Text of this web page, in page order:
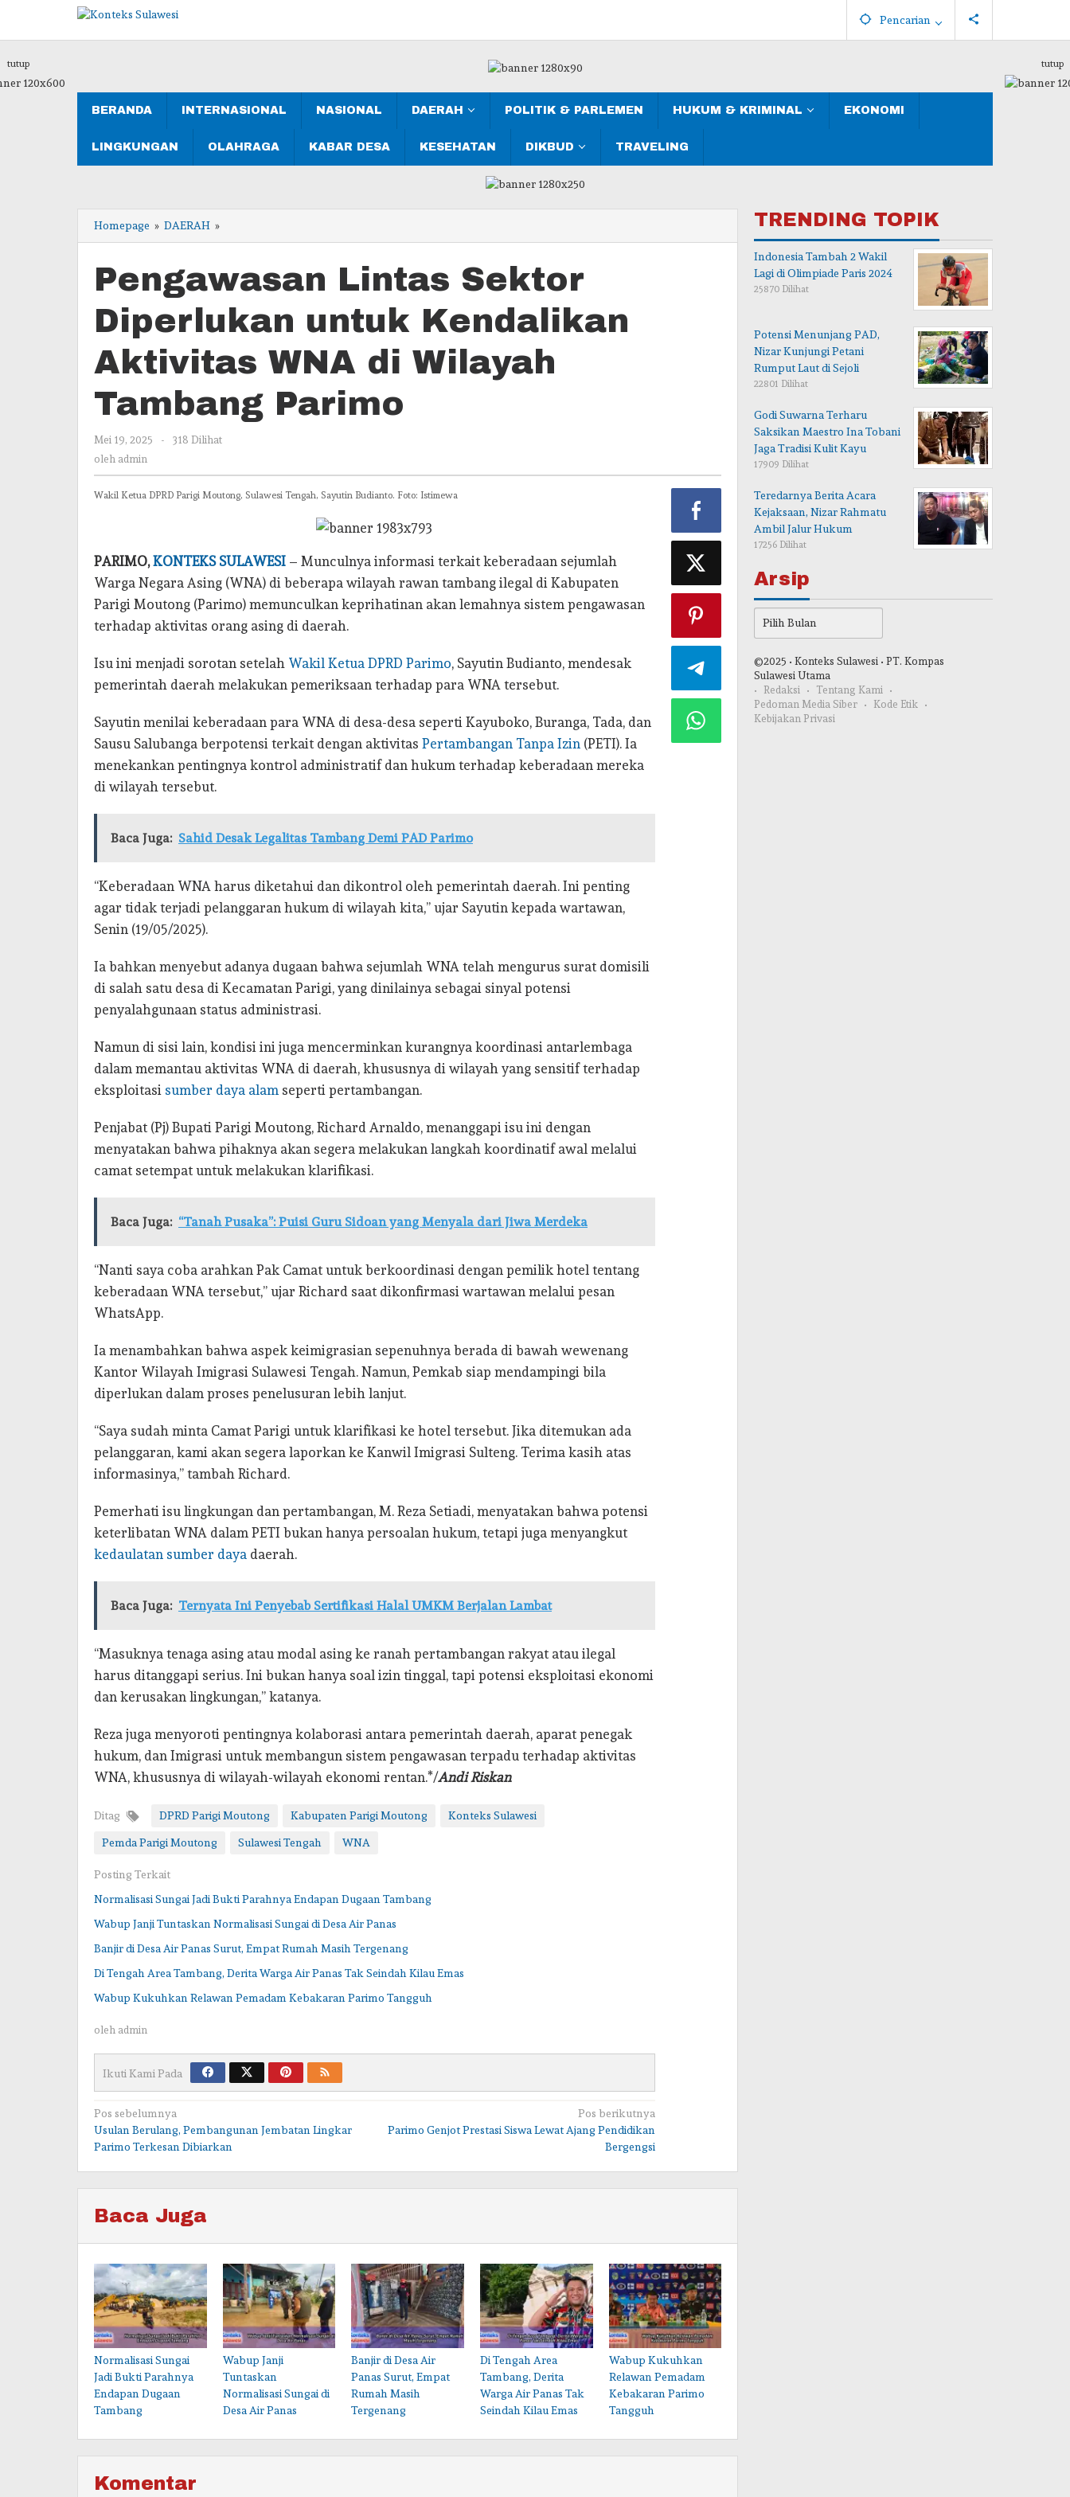
konten
Pencarian
BERANDA INTERNASIONAL NASIONAL DAERAH POLITIK & PARLEMEN HUKUM & KRIMINAL EKONOMI
LINGKUNGAN OLAHRAGA KABAR DESA KESEHATAN DIKBUD TRAVELING
tutup tutup
Homepage » DAERAH »
Lintas
Diperlukan
untuk
Kendalikan
Aktivitas
di
Wilayah
Tambang
Parimo
Pengawasan Lintas Sektor
Diperlukan untuk Kendalikan
Aktivitas WNA di Wilayah
Tambang Parimo
Mei 19, 2025
oleh
-
318 Dilihat
oleh admin
Wakil Ketua DPRD Parigi Moutong, Sulawesi Tengah, Sayutin Budianto. Foto: Istimewa
PARIMO,KONTEKS SULAWESI – Munculnya informasi terkait keberadaan sejumlah
Warga Negara Asing (WNA) di beberapa wilayah rawan tambang ilegal di Kabupaten
Parigi Moutong (Parimo) memunculkan keprihatinan akan lemahnya sistem pengawasan
terhadap aktivitas orang asing di daerah.
Isu ini menjadi sorotan setelah Wakil Ketua DPRD Parimo, Sayutin Budianto, mendesak
pemerintah daerah melakukan pemeriksaan terhadap para WNA tersebut.
Sayutin menilai keberadaan para WNA di desa-desa seperti Kayuboko, Buranga, Tada, dan
Sausu Salubanga berpotensi terkait dengan aktivitas Pertambangan Tanpa Izin (PETI). Ia
menekankan pentingnya kontrol administratif dan hukum terhadap keberadaan mereka
di wilayah tersebut.
Baca Juga: Sahid Desak Legalitas Tambang Demi PAD Parimo
“Keberadaan WNA harus diketahui dan dikontrol oleh pemerintah daerah. Ini penting
agar tidak terjadi pelanggaran hukum di wilayah kita,” ujar Sayutin kepada wartawan,
Senin (19/05/2025).
Ia bahkan menyebut adanya dugaan bahwa sejumlah WNA telah mengurus surat domisili
di salah satu desa di Kecamatan Parigi, yang dinilainya sebagai sinyal potensi
penyalahgunaan status administrasi.
Namun di sisi lain, kondisi ini juga mencerminkan kurangnya koordinasi antarlembaga
dalam memantau aktivitas WNA di daerah, khususnya di wilayah yang sensitif terhadap
eksploitasi sumber daya alam seperti pertambangan.
Penjabat (Pj) Bupati Parigi Moutong, Richard Arnaldo, menanggapi isu ini dengan
menyatakan bahwa pihaknya akan segera melakukan langkah koordinatif awal melalui
camat setempat untuk melakukan klarifikasi.
Baca Juga: “Tanah Pusaka”: Puisi Guru Sidoan yang Menyala dari Jiwa Merdeka
“Nanti saya coba arahkan Pak Camat untuk berkoordinasi dengan pemilik hotel tentang
keberadaan WNA tersebut,” ujar Richard saat dikonfirmasi wartawan melalui pesan
WhatsApp.
Ia menambahkan bahwa aspek keimigrasian sepenuhnya berada di bawah wewenang
Kantor Wilayah Imigrasi Sulawesi Tengah. Namun, Pemkab siap mendampingi bila
diperlukan dalam proses penelusuran lebih lanjut.
“Saya sudah minta Camat Parigi untuk klarifikasi ke hotel tersebut. Jika ditemukan ada
pelanggaran, kami akan segera laporkan ke Kanwil Imigrasi Sulteng. Terima kasih atas
informasinya,” tambah Richard.
Pemerhati isu lingkungan dan pertambangan, M. Reza Setiadi, menyatakan bahwa potensi
keterlibatan WNA dalam PETI bukan hanya persoalan hukum, tetapi juga menyangkut
kedaulatan sumber daya daerah.
Baca Juga: Ternyata Ini Penyebab Sertifikasi Halal UMKM Berjalan Lambat
“Masuknya tenaga asing atau modal asing ke ranah pertambangan rakyat atau ilegal
harus ditanggapi serius. Ini bukan hanya soal izin tinggal, tapi potensi eksploitasi ekonomi
dan kerusakan lingkungan,” katanya.
Reza juga menyoroti pentingnya kolaborasi antara pemerintah daerah, aparat penegak
hukum, dan Imigrasi untuk membangun sistem pengawasan terpadu terhadap aktivitas
WNA, khususnya di wilayah-wilayah ekonomi rentan.*/Andi Riskan
Ditag DPRD Parigi Moutong Kabupaten Parigi Moutong Konteks Sulawesi
Pemda Parigi Moutong Sulawesi Tengah WNA
Posting Terkait
Normalisasi Sungai Jadi Bukti Parahnya Endapan Dugaan Tambang
Wabup Janji Tuntaskan Normalisasi Sungai di Desa Air Panas
Banjir di Desa Air Panas Surut, Empat Rumah Masih Tergenang
Di Tengah Area Tambang, Derita Warga Air Panas Tak Seindah Kilau Emas
Wabup Kukuhkan Relawan Pemadam Kebakaran Parimo Tangguh
oleh admin
Ikuti Kami Pada
Navigasi
pos
Pos sebelumnya
Usulan Berulang, Pembangunan Jembatan Lingkar
Parimo Terkesan Dibiarkan
Pos berikutnya
Parimo Genjot Prestasi Siswa Lewat Ajang Pendidikan
Bergengsi
Baca Juga
Normalisasi Sungai
Jadi Bukti Parahnya
Endapan Dugaan
Tambang
Wabup Janji
Tuntaskan
Normalisasi Sungai di
Desa Air Panas
Banjir di Desa Air
Panas Surut, Empat
Rumah Masih
Tergenang
Di Tengah Area
Tambang, Derita
Warga Air Panas Tak
Seindah Kilau Emas
Wabup Kukuhkan
Relawan Pemadam
Kebakaran Parimo
Tangguh
Komentar
TRENDING TOPIK
Indonesia Tambah 2 Wakil
Lagi di Olimpiade Paris 2024
25870 Dilihat
Potensi Menunjang PAD,
Nizar Kunjungi Petani
Rumput Laut di Sejoli
22801 Dilihat
Godi Suwarna Terharu
Saksikan Maestro Ina Tobani
Jaga Tradisi Kulit Kayu
17909 Dilihat
Teredarnya Berita Acara
Kejaksaan, Nizar Rahmatu
Ambil Jalur Hukum
17256 Dilihat
Arsip
©2025 • Konteks Sulawesi • PT. Kompas
Sulawesi Utama
Redaksi
Tentang Kami
Pedoman Media Siber
Kode Etik
Kebijakan Privasi